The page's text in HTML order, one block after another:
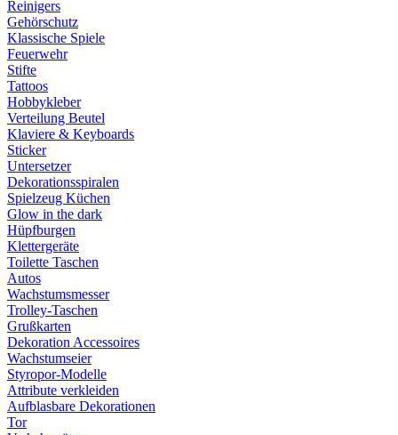
Reinigers
Gehörschutz
Klassische Spiele
Feuerwehr
Stifte
Tattoos
Hobbykleber
Verteilung Beutel
Klaviere & Keyboards
Sticker
Untersetzer
Dekorationsspiralen
Spielzeug Küchen
Glow in the dark
Hüpfburgen
Klettergeräte
Toilette Taschen
Autos
Wachstumsmesser
Trolley-Taschen
Grußkarten
Dekoration Accessoires
Wachstumseier
Styropor-Modelle
Attribute verkleiden
Aufblasbare Dekorationen
Tor